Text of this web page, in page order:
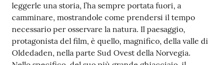
leggerle una storia, l’ha sempre portata fuori, a
camminare, mostrandole come prendersi il tempo
necessario per osservare la natura. Il paesaggio,
protagonista del film, è quello, magnifico, della valle di
Oldedaden, nella parte Sud Ovest della Norvegia.